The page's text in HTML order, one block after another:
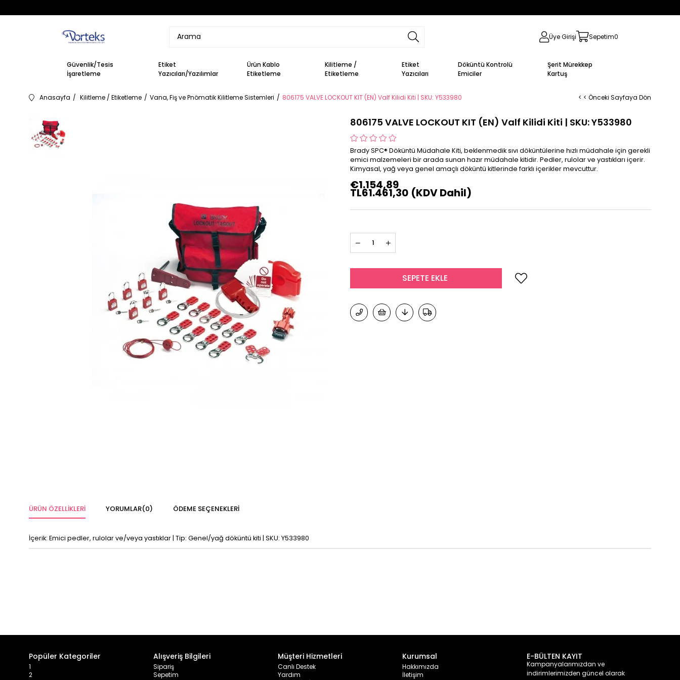
Üye Girişi Sepetim0
Güvenlik/Tesis
İşaretleme
Etiket
Yazıcıları/Yazılımlar
Ürün Kablo
Etiketleme
Kilitleme /
Etiketleme
Etiket
Yazıcıları
Döküntü Kontrolü
Emiciler
Şerit Mürekkep
Kartuş
Anasayfa Kilitleme / Etiketleme Vana, Fiş ve Pnömatik Kilitleme Sistemleri 806175 VALVE LOCKOUT KIT (EN) Valf Kilidi Kiti | SKU: Y533980 < < Önceki Sayfaya Dön
806175 VALVE LOCKOUT KIT (EN) Valf Kilidi Kiti | SKU: Y533980
Brady SPC® Döküntü Müdahale Kiti, beklenmedik sıvı döküntülerine hızlı müdahale için gerekli
emici malzemeleri bir arada sunan hazır müdahale kitidir. Pedler, rulolar ve yastıkları içerir.
Kimyasal, yağ veya genel amaçlı döküntü kitlerinde farklı içerikler mevcuttur.
€1.154,89
TL61.461,30 (KDV Dahil)
ÜRÜN ÖZELLIKLERI YORUMLAR(0) ÖDEME SEÇENEKLERI
İçerik: Emici pedler, rulolar ve/veya yastıklar | Tip: Genel/yağ döküntü kiti | SKU: Y533980
Popüler Kategoriler
1
2
Alışveriş Bilgileri
Sipariş
Sepetim
Müşteri Hizmetleri
Canlı Destek
Yardım
Kurumsal
Hakkımızda
İletişim
E-BÜLTEN KAYIT
Kampanyalarımızdan ve
indirimlerimizden güncel olarak